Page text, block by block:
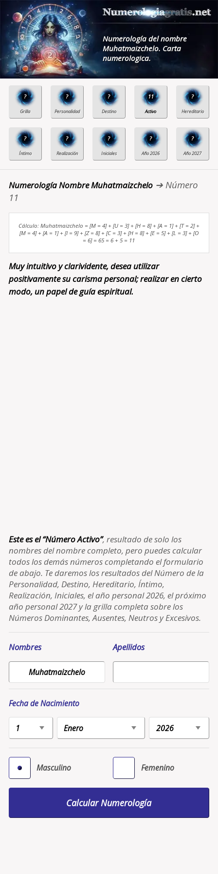
Numerología del nombre
Muhatmaizchelo. Carta
numerologica.
? ? ? 11 ?
? ? ? ? ?
Numerología Nombre Muhatmaizchelo➔ Número
11
Cálculo: Muhatmaizchelo = [M = 4] + [U = 3] + [H = 8] + [A = 1] + [T = 2] +
[M = 4] + [A = 1] + [I = 9] + [Z = 8] + [C = 3] + [H = 8] + [E = 5] + [L = 3] + [O
= 6] = 65 = 6 + 5 = 11
Muy intuitivo y clarividente, desea utilizar
positivamente su carisma personal; realizar en cierto
modo, un papel de guía espiritual.
Este es el “Número Activo”, resultado de solo los
nombres del nombre completo, pero puedes calcular
todos los demás números completando el formulario
de abajo. Te daremos los resultados del Número de la
Personalidad, Destino, Hereditario, Íntimo,
Realización, Iniciales, el año personal 2026, el próximo
año personal 2027 y la grilla completa sobre los
Números Dominantes, Ausentes, Neutros y Excesivos.
Nombres Apellidos
Fecha de Nacimiento
Masculino Femenino